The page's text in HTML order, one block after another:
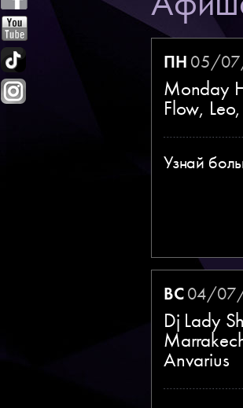
ПН 05/
Monday
Flow,
Узнай
ВС04/07/
Dj Lady
Anvarius